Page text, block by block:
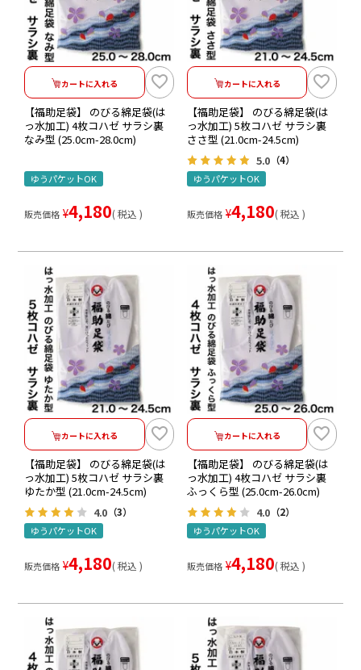
カートに入れる
【福助足袋】 のびる綿足袋(は
っ水加工) 4枚コハゼ サラシ裏
なみ型 (25.0cm-28.0cm)
ゆうパケットOK
販売価格 ¥4,180 税込
カートに入れる
【福助足袋】 のびる綿足袋(は
っ水加工) 5枚コハゼ サラシ裏
ささ型 (21.0cm-24.5cm)
5.0 （4）
ゆうパケットOK
販売価格 ¥4,180 税込
カートに入れる
【福助足袋】 のびる綿足袋(は
っ水加工) 5枚コハゼ サラシ裏
ゆたか型 (21.0cm-24.5cm)
4.0 （3）
ゆうパケットOK
販売価格 ¥4,180 税込
カートに入れる
【福助足袋】 のびる綿足袋(は
っ水加工) 4枚コハゼ サラシ裏
ふっくら型 (25.0cm-26.0cm)
4.0 （2）
ゆうパケットOK
販売価格 ¥4,180 税込